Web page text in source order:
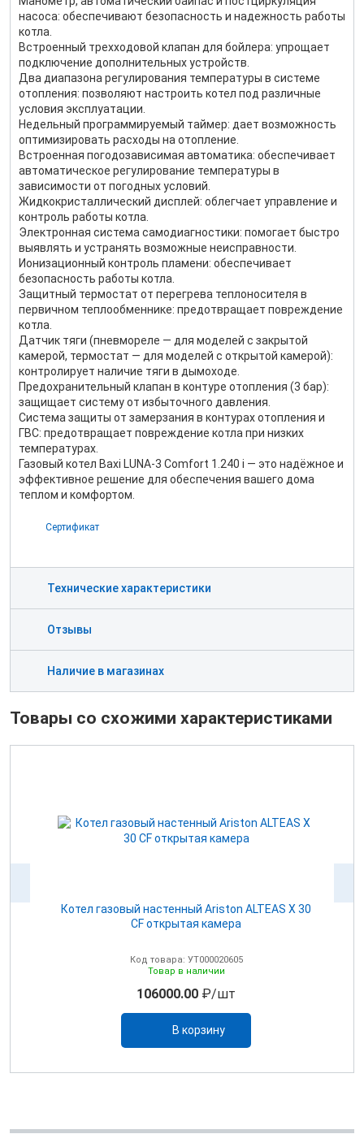
насоса: обеспечивают безопасность и надежность работы
котла.
Встроенный трехходовой клапан для бойлера: упрощает
подключение дополнительных устройств.
Два диапазона регулирования температуры в системе
отопления: позволяют настроить котел под различные
условия эксплуатации.
Недельный программируемый таймер: дает возможность
оптимизировать расходы на отопление.
Встроенная погодозависимая автоматика: обеспечивает
автоматическое регулирование температуры в
зависимости от погодных условий.
Жидкокристаллический дисплей: облегчает управление и
контроль работы котла.
Электронная система самодиагностики: помогает быстро
выявлять и устранять возможные неисправности.
Ионизационный контроль пламени: обеспечивает
безопасность работы котла.
Защитный термостат от перегрева теплоносителя в
первичном теплообменнике: предотвращает повреждение
котла.
Датчик тяги (пневмореле — для моделей с закрытой
камерой, термостат — для моделей с открытой камерой):
контролирует наличие тяги в дымоходе.
Предохранительный клапан в контуре отопления (3 бар):
защищает систему от избыточного давления.
Система защиты от замерзания в контурах отопления и
ГВС: предотвращает повреждение котла при низких
температурах.
Газовый котел Baxi LUNA-3 Comfort 1.240 i — это надёжное и
эффективное решение для обеспечения вашего дома
теплом и комфортом.
Сертификат
Технические характеристики
Отзывы
Наличие в магазинах
Товары со схожими характеристиками
Котел газовый настенный Ariston ALTEAS Х 30
CF открытая камера
Код товара: УТ000020605
Товар в наличии
106000.00 ₽/шт
В корзину